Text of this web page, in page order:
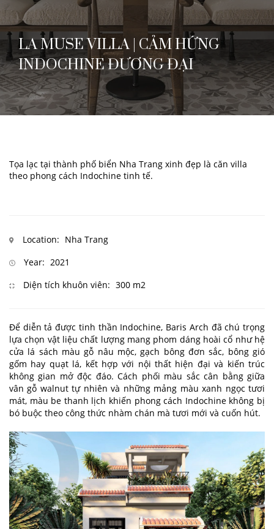
LA MUSE VILLA | CẢM HỨNG
INDOCHINE ĐƯƠNG ĐẠI
Tọa lạc tại thành phố biển Nha Trang xinh đẹp là căn villa
theo phong cách Indochine tinh tế.
Location: Nha Trang
Year: 2021
Diện tích khuôn viên: 300 m2
Để diễn tả được tinh thần Indochine, Baris Arch đã chú trọng
lựa chọn vật liệu chất lượng mang phom dáng hoài cổ như hệ
cửa lá sách màu gỗ nâu mộc, gạch bông đơn sắc, bông gió
gốm hay quạt lá, kết hợp với nội thất hiện đại và kiến trúc
không gian mở độc đáo. Cách phối màu sắc cân bằng giữa
vân gỗ walnut tự nhiên và những mảng màu xanh ngọc tươi
mát, màu be thanh lịch khiến phong cách Indochine không bị
bó buộc theo công thức nhàm chán mà tươi mới và cuốn hút.